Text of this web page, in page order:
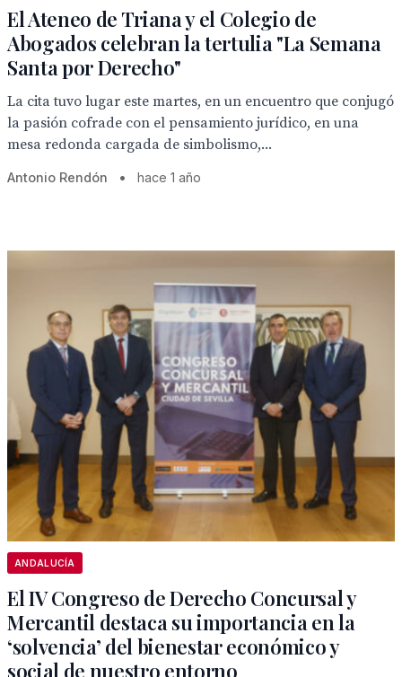
El Ateneo de Triana y el Colegio de
Abogados celebran la tertulia "La Semana
Santa por Derecho"
La cita tuvo lugar este martes, en un encuentro que conjugó
la pasión cofrade con el pensamiento jurídico, en una
mesa redonda cargada de simbolismo,...
Antonio Rendón • hace 1 año
ANDALUCÍA
El IV Congreso de Derecho Concursal y
Mercantil destaca su importancia en la
‘solvencia’ del bienestar económico y
social de nuestro entorno